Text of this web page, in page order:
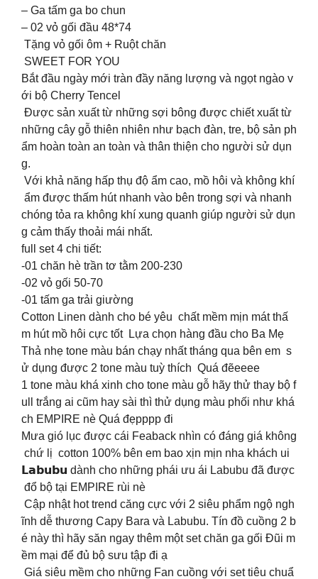
– Ga tấm ga bo chun
– 02 vỏ gối đầu 48*74
Tặng vỏ gối ôm + Ruột chăn
SWEET FOR YOU
Bắt đầu ngày mới tràn đầy năng lượng và ngọt ngào v
ới bộ Cherry Tencel
Được sản xuất từ những sợi bông được chiết xuất từ
những cây gỗ thiên nhiên như bạch đàn, tre, bộ sản ph
ẩm hoàn toàn an toàn và thân thiện cho người sử dụn
g.
Với khả năng hấp thụ độ ẩm cao, mồ hôi và không khí
ẩm được thấm hút nhanh vào bên trong sợi và nhanh
chóng tỏa ra không khí xung quanh giúp người sử dụn
g cảm thấy thoải mái nhất.
full set 4 chi tiết:
-01 chăn hè trần tơ tằm 200-230
-02 vỏ gối 50-70
-01 tấm ga trải giường
Cotton Linen dành cho bé yêu chất mềm mịn mát thấ
m hút mồ hôi cực tốt Lựa chọn hàng đầu cho Ba Mẹ
Thả nhẹ tone màu bán chạy nhất tháng qua bên em s
ử dụng được 2 tone màu tuỳ thích Quá đẽeeee
1 tone màu khá xinh cho tone màu gỗ hãy thử thay bộ f
ull trắng ai cũm hay sài thì thử dụng màu phối như khá
ch EMPIRE nè Quá đẹpppp đi
Mưa gió lục được cái Feaback nhìn có đáng giá không
chứ lị cotton 100% bên em bao xịn mịn nha khách ui
𝗟𝗮𝗯𝘂𝗯𝘂 dành cho những phái ưu ái Labubu đã được
đổ bộ tại EMPIRE rùi nè
Cập nhật hot trend căng cực với 2 siêu phẩm ngộ ngh
ĩnh dễ thương Capy Bara và Labubu. Tín đồ cuồng 2 b
é này thì hãy săn ngay thêm một set chăn ga gối Đũi m
ềm mại để đủ bộ sưu tập đi ạ
Giá siêu mềm cho những Fan cuồng với set tiêu chuẩ